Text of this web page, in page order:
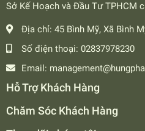
Sở Kế Hoạch và Đầu Tư TPHCM
Địa chỉ: 45 Bình Mỹ, Xã Bình
Số điện thoại: 02837978230
Email:
Hỗ Trợ Khách Hàng
Chăm Sóc Khách Hàng